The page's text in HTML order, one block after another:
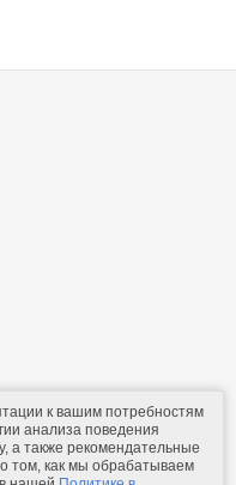
к вашим потребностям
анализа поведения
а также рекомендательные
том, как мы обрабатываем